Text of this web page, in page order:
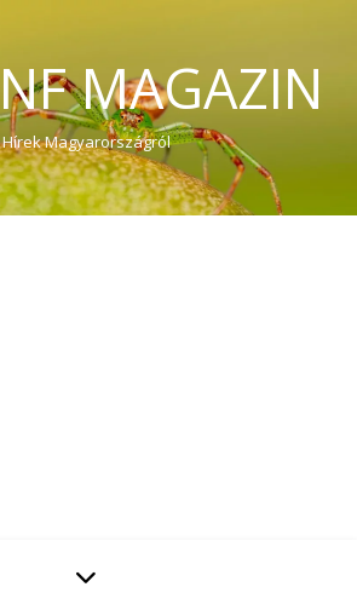
MAGAZIN
Hírek Magyarországról